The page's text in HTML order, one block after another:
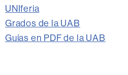
UNIferia
Grados de la UAB
Guías en PDF de la UAB